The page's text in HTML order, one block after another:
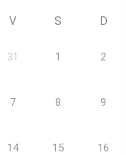
V S D
31 1 2
7 8 9
14 15 16